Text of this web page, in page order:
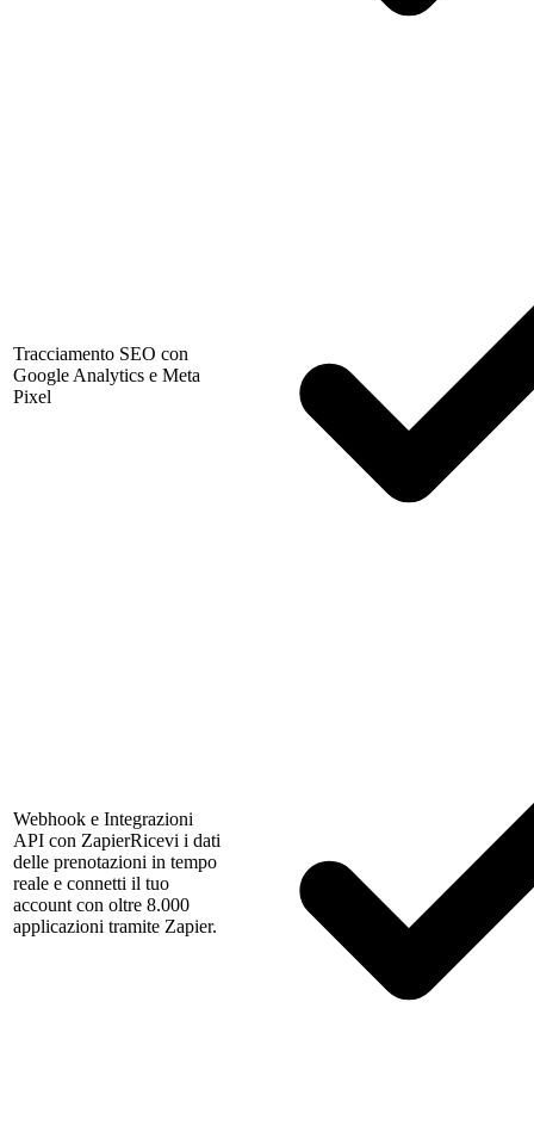
Tracciamento SEO con
Google Analytics e Meta
Pixel
Webhook e Integrazioni
API con ZapierRicevi i dati
delle prenotazioni in tempo
reale e connetti il tuo
account con oltre 8.000
applicazioni tramite Zapier.